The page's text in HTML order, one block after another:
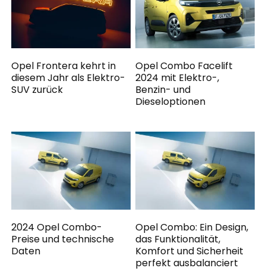
Opel Frontera kehrt in
diesem Jahr als Elektro-
SUV zurück
Opel Combo Facelift
2024 mit Elektro-,
Benzin- und
Dieseloptionen
2024 Opel Combo-
Preise und technische
Daten
Opel Combo: Ein Design,
das Funktionalität,
Komfort und Sicherheit
perfekt ausbalanciert